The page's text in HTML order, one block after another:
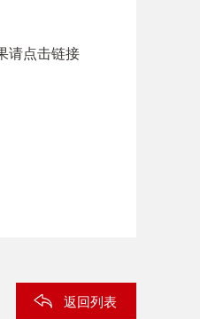
请点击链接
返回列表